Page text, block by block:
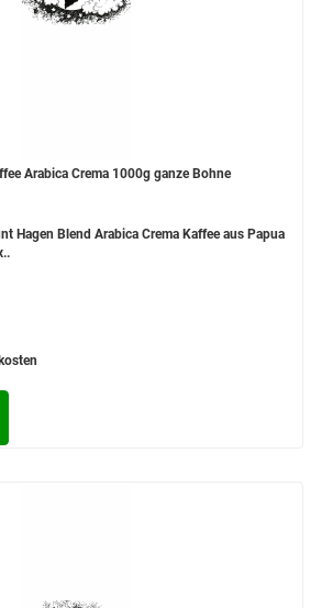
Arabica Crema 1000g ganze Bohne
Hagen Blend Arabica Crema Kaffee aus Papua